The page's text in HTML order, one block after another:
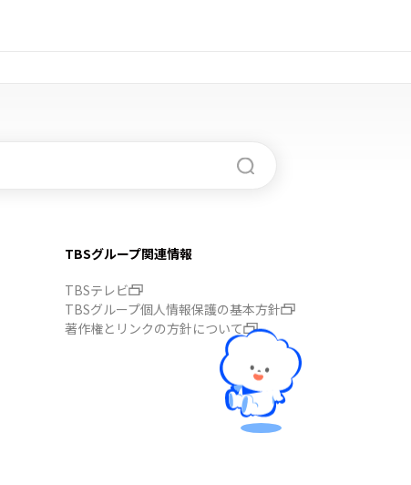
TBSグループ関連情報
TBSテレビ
TBSグループ個人情報保護の基本方針
著作権とリンクの方針について